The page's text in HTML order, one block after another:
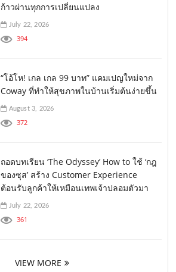
ก้าวผ่านทุกการเปลี่ยนแปลง
July 22, 2026
394
“โอ้โห! เกล เกล 99 บาท” แคมเปญใหม่จาก
Coway ที่ทำให้สุขภาพในบ้านเริ่มต้นง่ายขึ้น
August 3, 2026
372
ถอดบทเรียน ‘The Odyssey’ How to ใช้ ‘กฎ
ของซุส’ สร้าง Customer Experience
ต้อนรับลูกค้าให้เหมือนเทพเจ้าปลอมตัวมา
July 22, 2026
361
VIEW MORE